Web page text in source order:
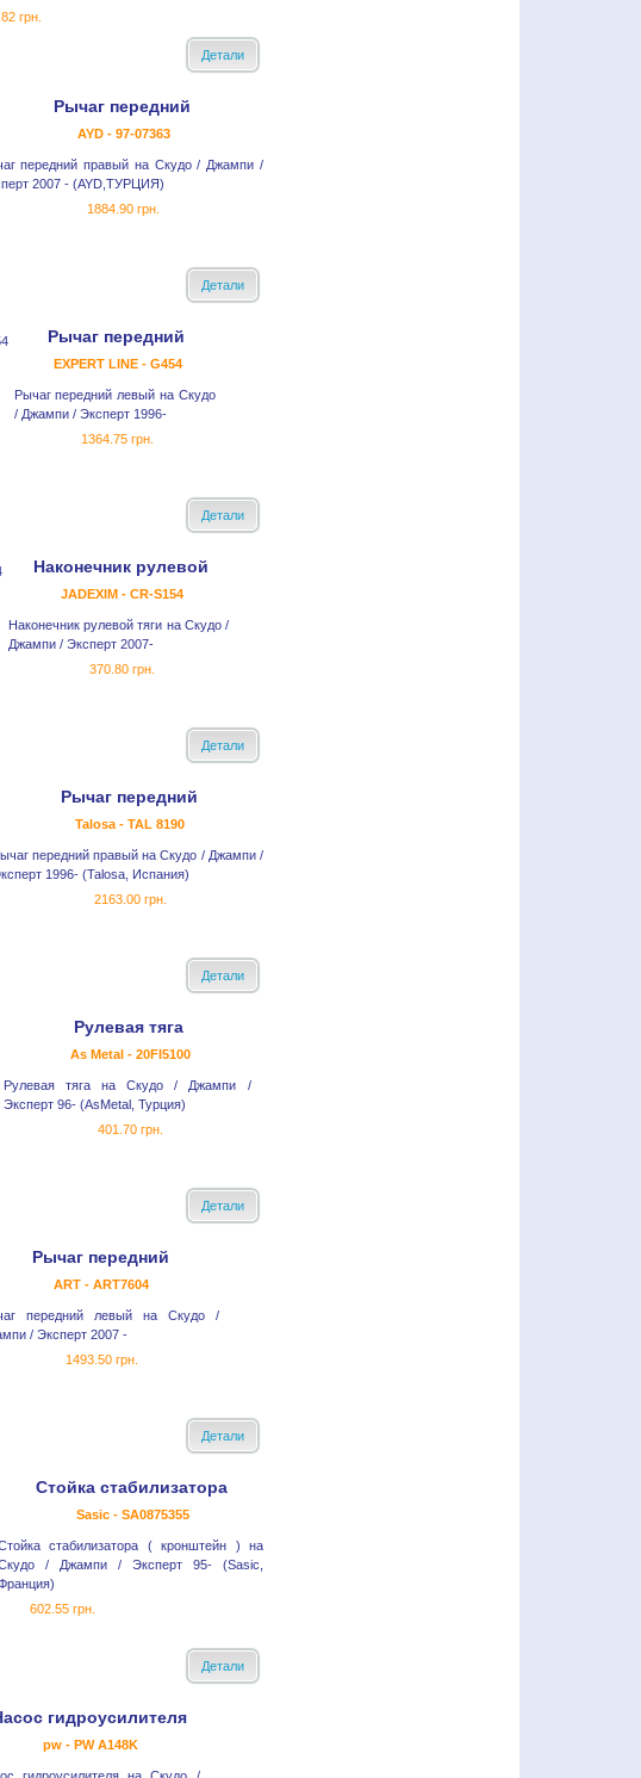
грн.
Детали
Рычаг передний
AYD - 97-07363
передний правый на Скудо / Джампи /
2007 - (AYD,ТУРЦИЯ)
1884.90 грн.
Детали
Рычаг передний
EXPERT LINE - G454
Рычаг передний левый на Скудо
/ Джампи / Эксперт 1996-
1364.75 грн.
Детали
Наконечник рулевой
JADEXIM - CR-S154
Наконечник рулевой тяги на Скудо /
Джампи / Эксперт 2007-
370.80 грн.
Детали
Рычаг передний
Talosa - TAL 8190
передний правый на Скудо / Джампи /
1996- (Talosa, Испания)
2163.00 грн.
Детали
Рулевая тяга
As Metal - 20FI5100
Рулевая тяга на Скудо / Джампи /
Эксперт 96- (AsMetal, Турция)
401.70 грн.
Детали
Рычаг передний
ART - ART7604
передний левый на Скудо /
/ Эксперт 2007 -
1493.50 грн.
Детали
Стойка стабилизатора
Sasic - SA0875355
стабилизатора ( кронштейн ) на
/ Джампи / Эксперт 95- (Sasic,
602.55 грн.
Детали
гидроусилителя
pw - PW A148K